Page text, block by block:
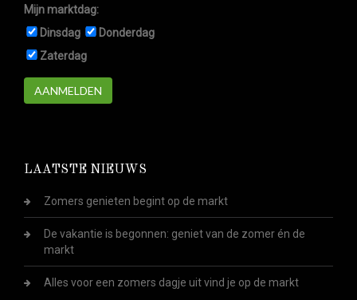
Mijn marktdag:
Dinsdag
Donderdag
Zaterdag
AANMELDEN
LAATSTE NIEUWS
Zomers genieten begint op de markt
De vakantie is begonnen: geniet van de zomer én de
markt
Alles voor een zomers dagje uit vind je op de markt